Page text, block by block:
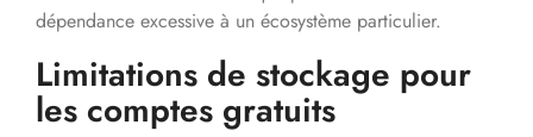
dépendance excessive à un écosystème particulier.
Limitations de stockage pour
les comptes gratuits